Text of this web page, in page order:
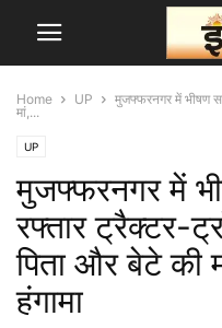
Home UP
मुजफ्फरनगर में भीषण
मां,...
UP
मुजफ्फरनगर में
रफ्तार ट्रैक्टर-
पिता और बेटे की
हंगामा